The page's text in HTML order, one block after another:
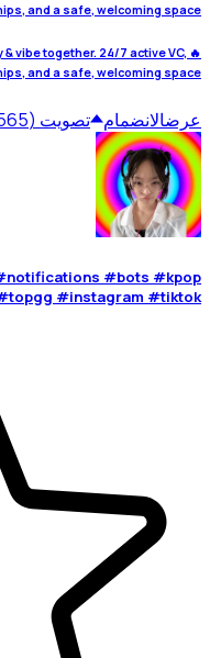
and a safe, welcoming space.
& vibe together. 24/7 active VC,
and a safe, welcoming space.
عرضالانضمام تصويت (565)
#bots #kpop
#instagram #tiktok